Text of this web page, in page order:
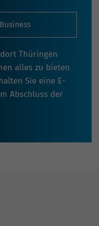
Thüringen
alles zu bieten
Sie eine E-
Abschluss der